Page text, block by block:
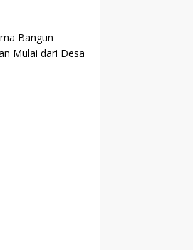
Bangun
Mulai dari Desa